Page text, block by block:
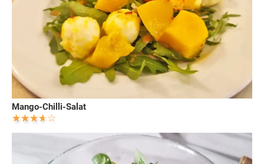
Mango-Chilli-Salat